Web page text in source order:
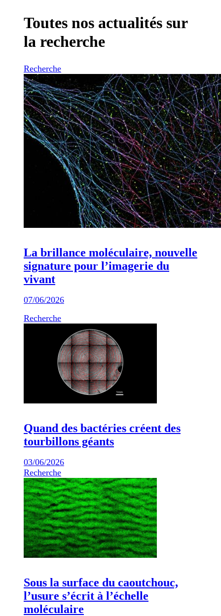
Toutes nos actualités sur
la recherche
Recherche
La brillance moléculaire, nouvelle
signature pour l’imagerie du
vivant
07/06/2026
Recherche
Quand des bactéries créent des
tourbillons géants
03/06/2026
Recherche
Sous la surface du caoutchouc,
l’usure s’écrit à l’échelle
moléculaire